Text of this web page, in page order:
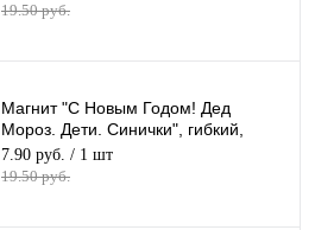
19.50 руб.
Магнит "С Новым Годом! Дед
Мороз. Дети. Синички", гибкий,
70х100 мм
7.90 руб. / 1 шт
19.50 руб.